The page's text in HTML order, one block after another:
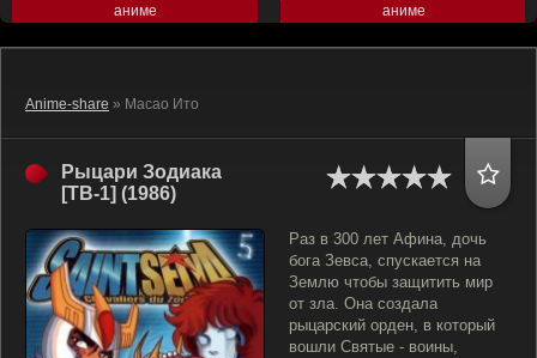
аниме аниме
Anime-share » Масао Ито
Рыцари Зодиака
[ТВ-1] (1986)
Раз в 300 лет Афина, дочь
бога Зевса, спускается на
Землю чтобы защитить мир
от зла. Она создала
рыцарский орден, в который
вошли Святые - воины,